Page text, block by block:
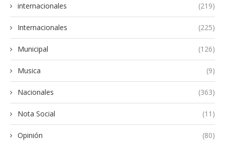
internacionales (219)
Internacionales (225)
Municipal (126)
Musica (9)
Nacionales (363)
Nota Social (11)
Opinión (80)